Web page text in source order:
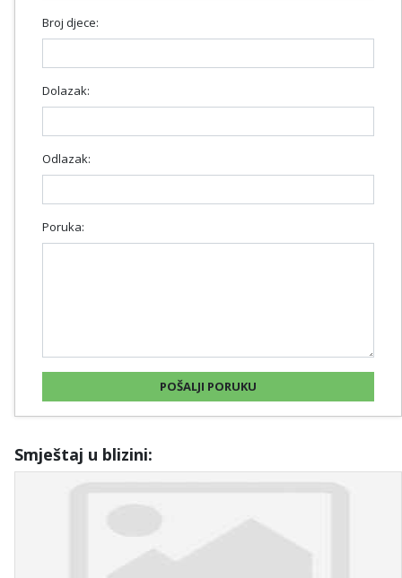
Broj djece:
Dolazak:
Odlazak:
Poruka:
Smještaj u blizini: